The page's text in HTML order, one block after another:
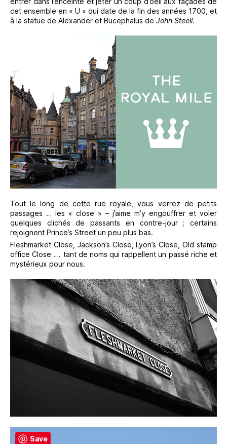
cet ensemble en « U » qui date de la fin des années 1700, et
à la statue de Alexander et Bucephalus de John Steell.
Tout le long de cette rue royale, vous verrez de petits
passages … les « close » – j’aime m’y engouffrer et voler
quelques clichés de passants en contre-jour ; certains
rejoignent Prince’s Street un peu plus bas.
Fleshmarket Close, Jackson’s Close, Lyon’s Close, Old stamp
office Close …. tant de noms qui rappellent un passé riche et
mystérieux pour nous.
Save